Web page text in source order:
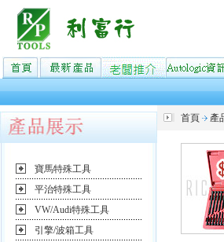
寶馬特殊工具
平治特殊工具
VW/Audi特殊工具
引擎/波箱工具
首頁 產